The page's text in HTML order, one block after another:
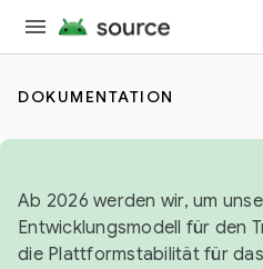
DOKUMENTATION
Ab 2026 werden wir, um
Entwicklungsmodell für den
die Plattformstabilität für